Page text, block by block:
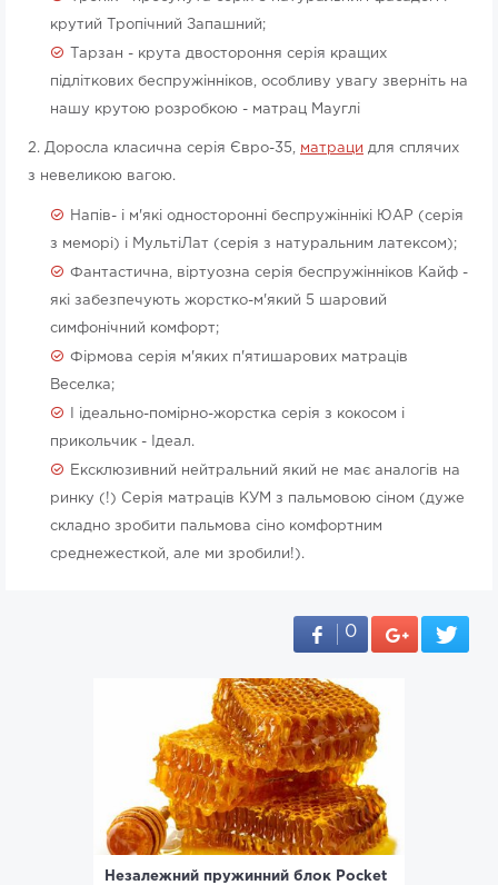
крутий Тропічний Запашний;
Тарзан - крута двостороння серія кращих
підліткових беспружінніков, особливу увагу зверніть на
нашу крутою розробкою - матрац Мауглі
2. Доросла класична серія Євро-35, матраци для сплячих
з невеликою вагою.
Напів- і м'які односторонні беспружіннікі ЮАР (серія
з меморі) і МультіЛат (серія з натуральним латексом);
Фантастична, віртуозна серія беспружінніков Кайф -
які забезпечують жорстко-м'який 5 шаровий
симфонічний комфорт;
Фірмова серія м'яких п'ятишарових матраців
Веселка;
І ідеально-помірно-жорстка серія з кокосом і
прикольчик - Ідеал.
Ексклюзивний нейтральний який не має аналогів на
ринку (!) Серія матраців КУМ з пальмовою сіном (дуже
складно зробити пальмова сіно комфортним
среднежесткой, але ми зробили!).
0
Незалежний пружинний блок Pocket